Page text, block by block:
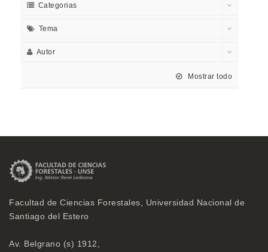
Categorias
Tema
Autor
Mostrar todo
Facultad de Ciencias Forestales, Universidad Nacional de
Santiago del Estero
Av. Belgrano (s) 1912,